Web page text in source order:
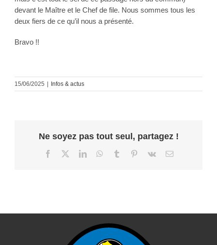
devant le Maître et le Chef de file. Nous sommes tous les
deux fiers de ce qu’il nous a présenté.
Bravo !!
15/06/2025 Infos & actus
Ne soyez pas tout seul, partagez !
Facebook LinkedInWhatsApp
Tumblr Pinterest
Vk Email